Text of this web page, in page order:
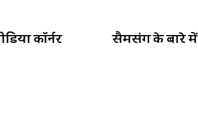
कॉर्नर सैमसंग के बारे में